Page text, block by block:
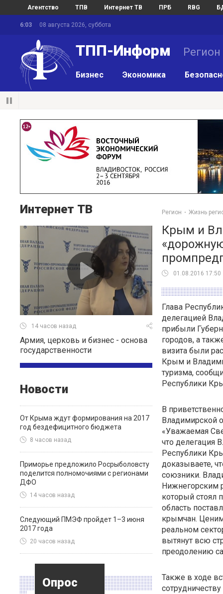
Агентство ТПВ Интернет ТВ ПРБ RBG
6:03 08 августа 2026, суббота
ТПП-Информ Регион
Бизнес Экономика
Интернет ТВ
14 часов назад
Армия, церковь и бизнес - основа
государственности
Новости
От Крыма ждут формирования на 2017
год бездефицитного бюджета
8 часов назад
Приморье предложило Росрыболовсту
поделится полномочиями с регионами
ДФО
14 часов назад
Следующий ПМЭФ пройдет 1–3 июня
2017 года
20 часов назад
Опрос
Регион Жизнь
Крым и
01.08.2016 17:50
Глава
делегацией
прибыли
городов, а
визита были
Крым и
туризма,
Республики
В
Владимирской
«Уважаемая
что делегация
Республики
доказываете,
союзники.
Нижнегорским
который стоял
область
крымчан.
реальном
вытянут всю
преодолению
Также в ходе